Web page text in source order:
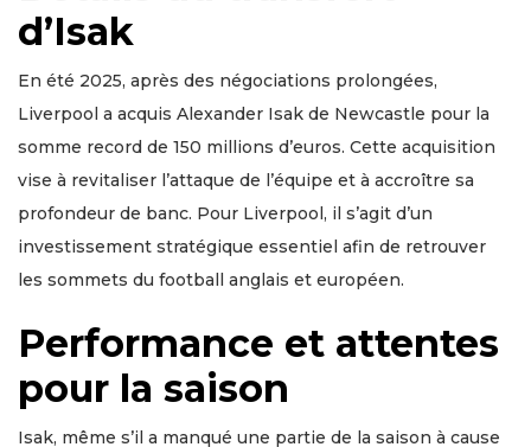
d’Isak
En été 2025, après des négociations prolongées,
Liverpool a acquis Alexander Isak de Newcastle pour la
somme record de 150 millions d’euros. Cette acquisition
vise à revitaliser l’attaque de l’équipe et à accroître sa
profondeur de banc. Pour Liverpool, il s’agit d’un
investissement stratégique essentiel afin de retrouver
les sommets du football anglais et européen.
Performance et attentes
pour la saison
Isak, même s’il a manqué une partie de la saison à cause